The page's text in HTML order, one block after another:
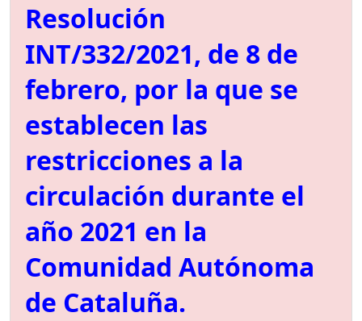
Resolución
INT/332/2021, de 8 de
febrero, por la que se
establecen las
restricciones a la
circulación durante el
año 2021 en la
Comunidad Autónoma
de Cataluña.